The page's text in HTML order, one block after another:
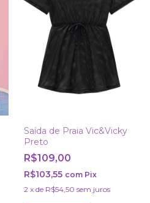
Saída de Praia Vic&Vicky
Preto
R$109,00
R$103,55 com Pix
2 x de R$54,50 sem juros